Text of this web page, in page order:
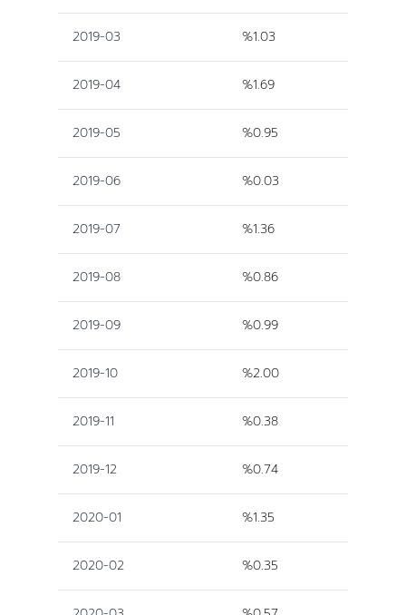
2019-03 %1.03
2019-04 %1.69
2019-05 %0.95
2019-06 %0.03
2019-07 %1.36
2019-08 %0.86
2019-09 %0.99
2019-10 %2.00
2019-11 %0.38
2019-12 %0.74
2020-01 %1.35
2020-02 %0.35